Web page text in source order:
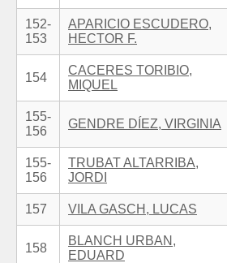
152-
153
APARICIO ESCUDERO,
HECTOR F.
154
CACERES TORIBIO,
MIQUEL
155-
156
GENDRE DÍEZ, VIRGINIA
155-
156
TRUBAT ALTARRIBA,
JORDI
157 VILA GASCH, LUCAS
158
BLANCH URBAN,
EDUARD